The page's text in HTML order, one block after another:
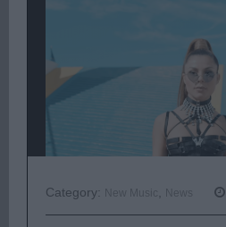
Category: New Music News